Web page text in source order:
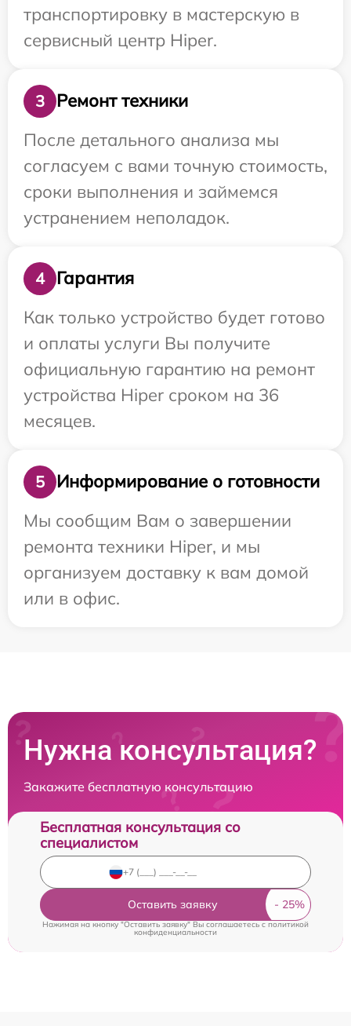
транспортировку в мастерскую в
сервисный центр Hiper.
3
Ремонт техники
После детального анализа мы
согласуем с вами точную стоимость,
сроки выполнения и займемся
устранением неполадок.
4
Гарантия
Как только устройство будет готово
и оплаты услуги Вы получите
официальную гарантию на ремонт
устройства Hiper сроком на 36
месяцев.
5
Информирование о готовности
Мы сообщим Вам о завершении
ремонта техники Hiper, и мы
организуем доставку к вам домой
или в офис.
Нужна консультация?
Закажите бесплатную консультацию
Бесплатная консультация со
специалистом
Оставить заявку
Нажимая на кнопку "Оставить заявку" Вы соглашаетесь cполитикой
конфиденциальности